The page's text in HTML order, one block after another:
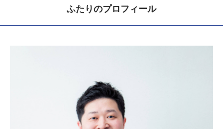
ふたりのプロフィール